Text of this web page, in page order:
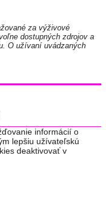
za výživové
dostupných zdrojov a
O užívaní uvádzaných
informácií o
lepšiu užívateľskú
deaktivovať v